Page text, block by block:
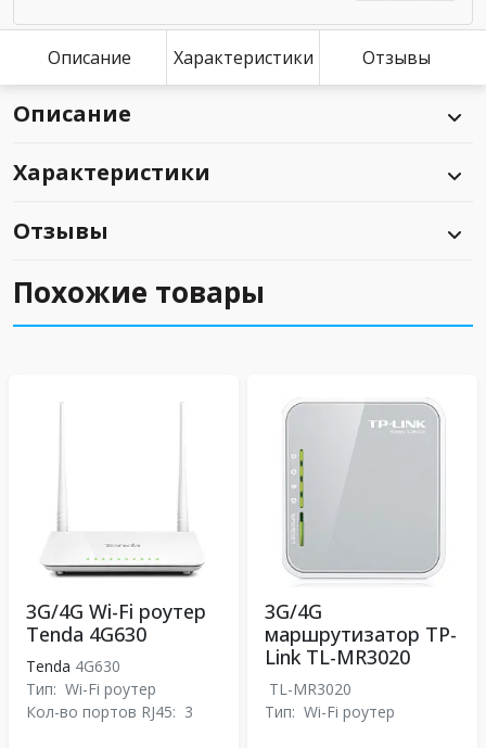
Описание Характеристики Отзывы
Описание
Характеристики
Отзывы
Похожие товары
3G/4G Wi-Fi роутер
Tenda 4G630
Tenda 4G630
Тип: Wi-Fi роутер
Кол-во портов RJ45: 3
3G/4G
маршрутизатор TP-
Link TL-MR3020
TL-MR3020
Тип: Wi-Fi роутер